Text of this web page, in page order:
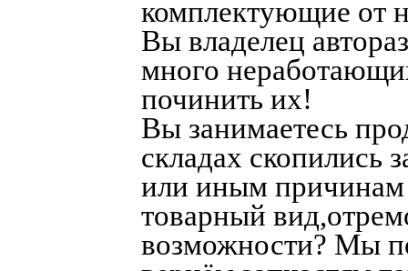
комплектующие от
Вы владелец
много
починить их!
Вы занимаетесь
складах скопились
или иным причинам
товарный
возможности? Мы